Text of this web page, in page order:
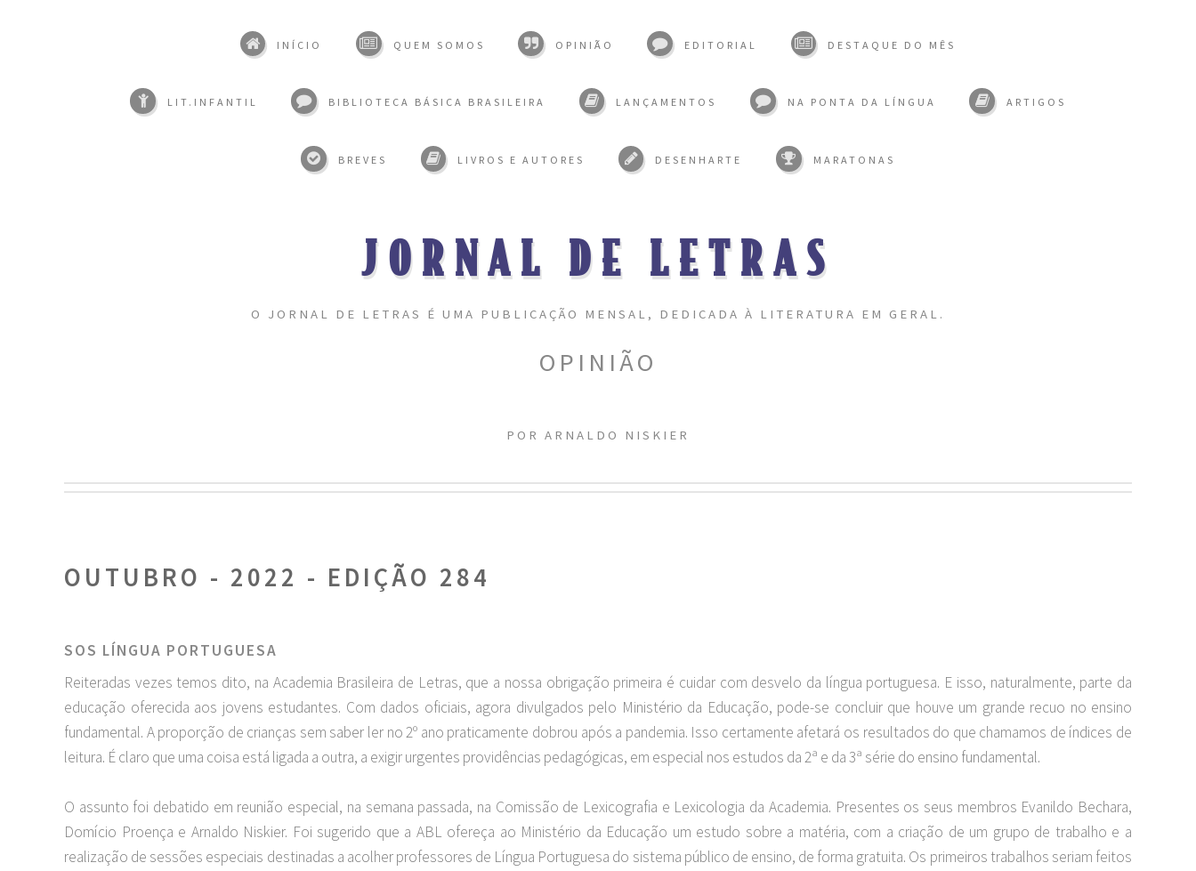
INÍCIO QUEM SOMOS OPINIÃO EDITORIAL DESTAQUE DO MÊS
LIT.INFANTIL BIBLIOTECA BÁSICA BRASILEIRA LANÇAMENTOS NA PONTA DA LÍNGUA ARTIGOS
BREVES LIVROS E AUTORES DESENHARTE MARATONAS
JORNAL DE LETRAS
O JORNAL DE LETRAS É UMA PUBLICAÇÃO MENSAL, DEDICADA À LITERATURA EM GERAL.
OPINIÃO
POR ARNALDO NISKIER
OUTUBRO - 2022 - EDIÇÃO 284
SOS LÍNGUA PORTUGUESA
Reiteradas vezes temos dito, na Academia Brasileira de Letras, que a nossa obrigação primeira é cuidar com desvelo da língua portuguesa. E isso, naturalmente, parte da
educação oferecida aos jovens estudantes. Com dados oficiais, agora divulgados pelo Ministério da Educação, pode-se concluir que houve um grande recuo no ensino
fundamental. A proporção de crianças sem saber ler no 2º ano praticamente dobrou após a pandemia. Isso certamente afetará os resultados do que chamamos de índices de
leitura. É claro que uma coisa está ligada a outra, a exigir urgentes providências pedagógicas, em especial nos estudos da 2ª e da 3ª série do ensino fundamental.
O assunto foi debatido em reunião especial, na semana passada, na Comissão de Lexicografia e Lexicologia da Academia. Presentes os seus membros Evanildo Bechara,
Domício Proença e Arnaldo Niskier. Foi sugerido que a ABL ofereça ao Ministério da Educação um estudo sobre a matéria, com a criação de um grupo de trabalho e a
realização de sessões especiais destinadas a acolher professores de Língua Portuguesa do sistema público de ensino, de forma gratuita. Os primeiros trabalhos seriam feitos